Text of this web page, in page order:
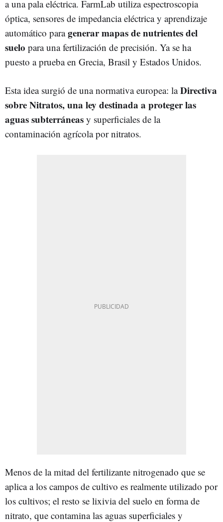
a una pala eléctrica. FarmLab utiliza espectroscopia
óptica, sensores de impedancia eléctrica y aprendizaje
automático paragenerar mapas de nutrientes del
suelo para una fertilización de precisión. Ya se ha
puesto a prueba en Grecia, Brasil y Estados Unidos.
Esta idea surgió de una normativa europea: laDirectiva
sobre Nitratos, una ley destinada a proteger las
aguas subterráneas y superficiales de la
contaminación agrícola por nitratos.
Menos de la mitad del fertilizante nitrogenado que se
aplica a los campos de cultivo es realmente utilizado por
los cultivos; el resto se lixivia del suelo en forma de
nitrato, que contamina las aguas superficiales y